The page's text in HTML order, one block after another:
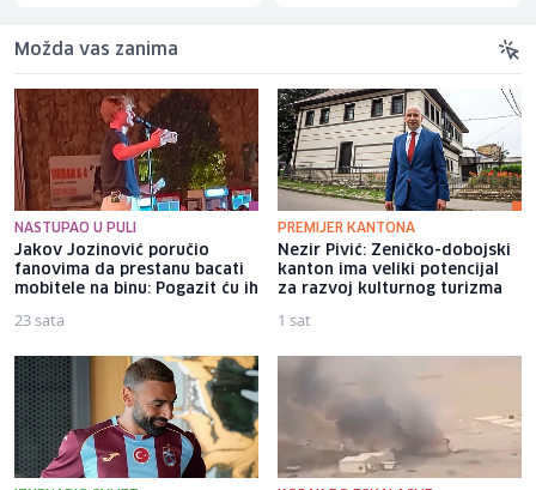
Možda vas zanima
NASTUPAO U PULI
Jakov Jozinović poručio
fanovima da prestanu bacati
mobitele na binu: Pogazit ću ih
23 sata
PREMIJER KANTONA
Nezir Pivić: Zeničko-dobojski
kanton ima veliki potencijal
za razvoj kulturnog turizma
1 sat